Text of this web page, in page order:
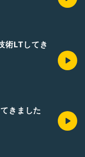
LTしてき
きました